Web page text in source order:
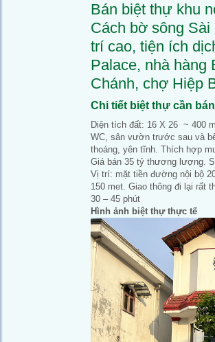
Bán biệt thự khu
Cách bờ sông Sài
trí cao, tiện ích
Palace, nhà hàng
Chánh, chợ Hiệp
Chi tiết biệt thự cần bán
Diện tích đất: 16 X 26 ~ 400
WC, sân vườn trước sau và
thoáng, yên tĩnh. Thích hợp
Giá bán 35 tỷ thương lượng.
Vị trí: mặt tiền đường nội bộ
150 met. Giao thông đi lại rất
30 – 45 phút
Hình ảnh biệt thự thực tế